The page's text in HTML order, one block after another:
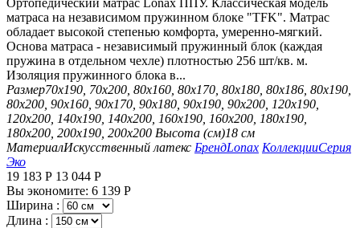
матраса на независимом пружинном блоке "TFK". Матрас
обладает высокой степенью комфорта, умеренно-мягкий.
Основа матраса - независимый пружинный блок (каждая
пружина в отдельном чехле) плотностью 256 шт/кв. м.
Изоляция пружинного блока в...
Размер70х190, 70х200, 80х160, 80х170, 80х180, 80х186, 80х190,
80х200, 90х160, 90х170, 90х180, 90х190, 90х200, 120х190,
120х200, 140х190, 140х200, 160х190, 160х200, 180х190,
180х200, 200х190, 200х200 Высота (см)18 см
МатериалИскусственный латекс БрендLonax КоллекцииСерия
Эко
19 183 Р 13 044 Р
Вы экономите: 6 139 Р
Ширина :
Длина :